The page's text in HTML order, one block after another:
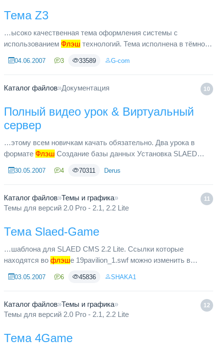
Тема Z3
…ысоко качественная тема оформления системы с
использованием Флэш технологий. Тема исполнена в тёмно
04.06.2007 3 33589 G-com
10
Каталог файлов»Документация
Полный видео урок & Виртуальный
сервер
…этому всем новичкам качать обязательно. Два урока в
формате Флэш Создание базы данных Установка SLAED
30.05.2007 4 70311 Derus
11
Каталог файлов»Темы и графика»
Темы для версий 2.0 Pro - 2.1, 2.2 Lite
Тема Slaed-Game
…шаблона для SLAED CMS 2.2 Lite. Ссылки которые
находятся во флэше 19pavilion_1.swf можно изменить в
03.05.2007 6 45836 SHAKA1
12
Каталог файлов»Темы и графика»
Темы для версий 2.0 Pro - 2.1, 2.2 Lite
Тема 4Game